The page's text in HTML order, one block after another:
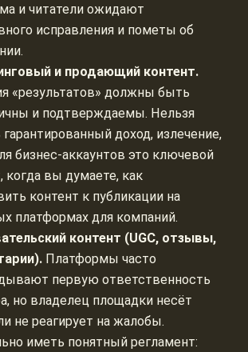
и читатели ожидают
исправления и пометы об
и продающий контент.
«результатов» должны быть
и подтверждаемы. Нельзя
доход, излечение,
бизнес-аккаунтов это ключевой
когда вы думаете, как
контент к публикации на
платформах для компаний.
контент (UGC, отзывы,
Платформы часто
первую ответственность
но владелец площадки несёт
не реагирует на жалобы.
иметь понятный регламент: